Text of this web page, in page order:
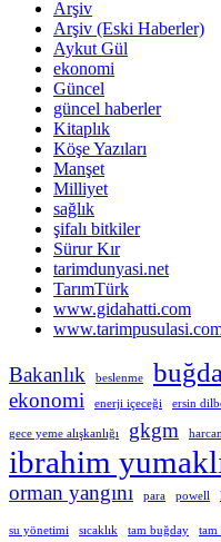
Arşiv
Arşiv (Eski Haberler)
Aykut Gül
ekonomi
Güncel
güncel haberler
Kitaplık
Köşe Yazıları
Manşet
Milliyet
sağlık
şifalı bitkiler
Sürur Kır
tarimdunyasi.net
TarımTürk
www.gidahatti.com
Bakanlık beslenme
ekonomi enerji içeceği ersin
gece yeme alışkanlığı gkgm
ibrahim
orman yangını para powell
su yönetimi sıcaklık tam buğday tam